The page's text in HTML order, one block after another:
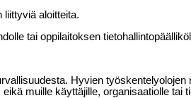
liittyviä aloitteita.
tai oppilaitoksen
Hyvien
muille käyttäjille, organisaatiolle tai